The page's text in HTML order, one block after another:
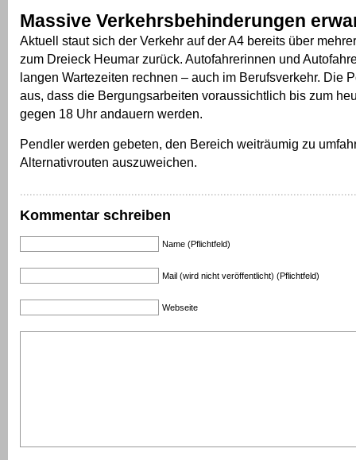
Massive Verkehrsbehinderungen
Aktuell staut sich der Verkehr auf der A4 bereits über
zum Dreieck Heumar zurück. Autofahrerinnen und
langen Wartezeiten rechnen – auch im Berufsverkehr. Die
aus, dass die Bergungsarbeiten voraussichtlich bis zum
gegen 18 Uhr andauern werden.
Pendler werden gebeten, den Bereich weiträumig zu
Alternativrouten auszuweichen.
Kommentar schreiben
Name (Pflichtfeld)
Mail (wird nicht veröffentlicht) (Pflichtfeld)
Webseite